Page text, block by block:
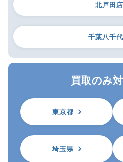
北戸田店
千葉八千
買取のみ
東京都
埼玉県